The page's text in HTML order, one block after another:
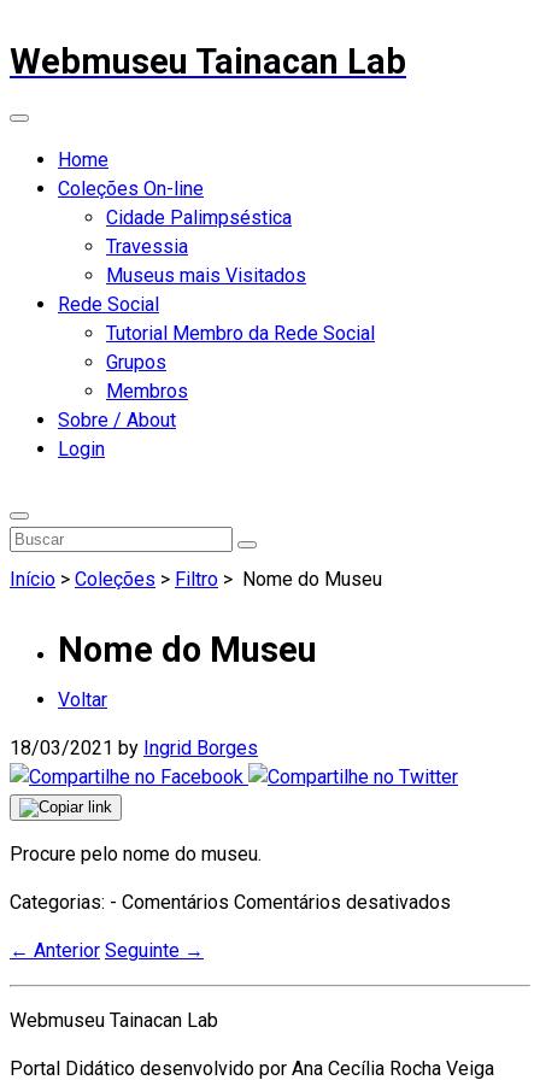
Webmuseu Tainacan Lab
Home
Coleções On-line
Cidade Palimpséstica
Travessia
Museus mais Visitados
Rede Social
Tutorial Membro da Rede Social
Grupos
Membros
Sobre / About
Login
Início > Coleções > Filtro > Nome do Museu
Nome do Museu
Voltar
18/03/2021 by Ingrid Borges
Procure pelo nome do museu.
Categorias: - Comentários Comentários desativados
Museu
← Anterior Seguinte →
Webmuseu Tainacan Lab
Portal Didático desenvolvido por Ana Cecília Rocha Veiga